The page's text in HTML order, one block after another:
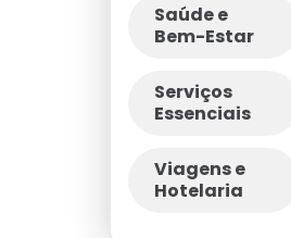
Saúde e
Bem-Estar
Serviços
Essenciais
Viagens e
Hotelaria